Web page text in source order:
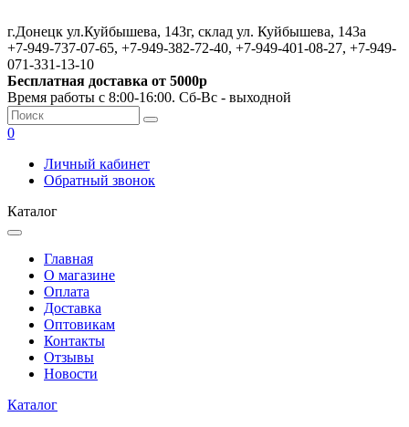
г.Донецк ул.Куйбышева, 143г, склад ул. Куйбышева, 143а
+7-949-737-07-65, +7-949-382-72-40, +7-949-401-08-27, +7-949-
071-331-13-10
Бесплатная доставка от 5000р
Время работы с 8:00-16:00. Сб-Вс - выходной
0
Личный кабинет
Обратный звонок
Каталог
Главная
О магазине
Оплата
Доставка
Оптовикам
Контакты
Отзывы
Новости
Каталог